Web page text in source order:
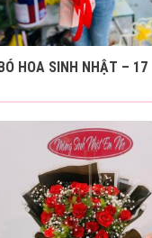
HOA SINH NHẬT – 17